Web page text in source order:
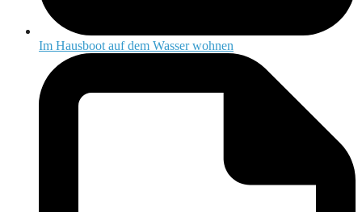
Im Hausboot auf dem Wasser wohnen